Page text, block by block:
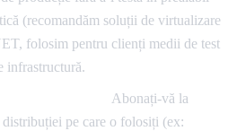
(recomandăm soluții de virtualizare
folosim pentru clienți medii de test
infrastructură.
Abonați-vă la
pe care o folosiți (ex: